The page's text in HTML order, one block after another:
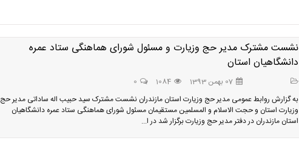
نشست مشترک مدیر حج وزیارت و مسئول شورای هماهنگی ستاد عمره
دانشگاهیان استان
07 بهمن 1393 1084
0
به گزارش روابط عمومی مدیر حج وزیارت استان مازندران نشست مشترک سید حبیب اله ساداتی مدیر حج
وزیارت استان و حجت الاسلام و المسلمین مستقیمان مسئول شورای هماهنگی ستاد عمره دانشگاهیان
استان مازندران در دفتر مدیر حج وزیارت برگزار شد در ا...